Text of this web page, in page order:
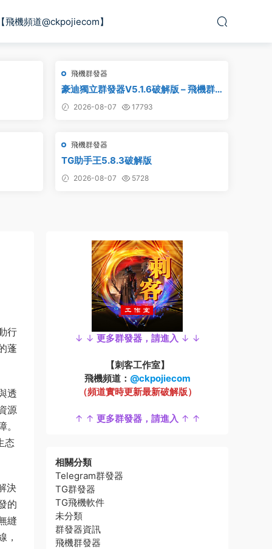
飛機頻道@ckpojiecom】
飛機群發器
豪迪獨立群發器V5.1.6破解版 – 飛機群
發器,TG群發器,群發器破解版,群發軟件,
群發工具,群發協議,Telegram群發器,電
2026-08-07 17793
飛機群發器
TG助手王5.8.3破解版
2026-08-07 5728
行
蓬
透
源
态
決
的
縫
，
↓ ↓ 更多群發器，請進入 ↓ ↓
【刺客工作室】
飛機頻道： @ckpojiecom
（頻道實時更新最新破解版）
↑ ↑ 更多群發器，請進入 ↑ ↑
相關分類
Telegram群發器
TG群發器
TG飛機軟件
未分類
群發器資訊
飛機群發器